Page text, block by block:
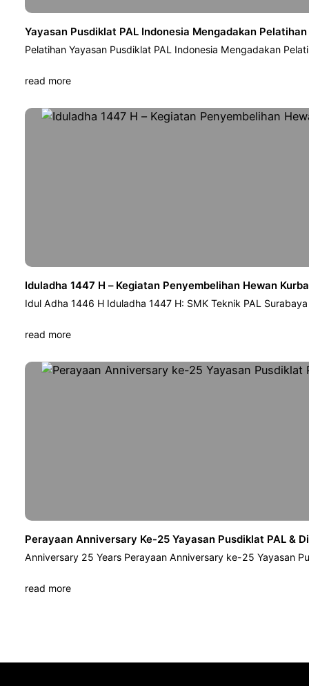
Yayasan Pusdiklat PAL Indonesia Mengadakan
Pelatihan Yayasan Pusdiklat PAL Indonesia Mengadakan
read more
Iduladha 1447 H – Kegiatan Penyembelihan Hewan
Idul Adha 1446 H Iduladha 1447 H: SMK Teknik PAL
read more
Perayaan Anniversary Ke-25 Yayasan Pusdiklat PAL &
Anniversary 25 Years Perayaan Anniversary ke-25 Yayasan
read more